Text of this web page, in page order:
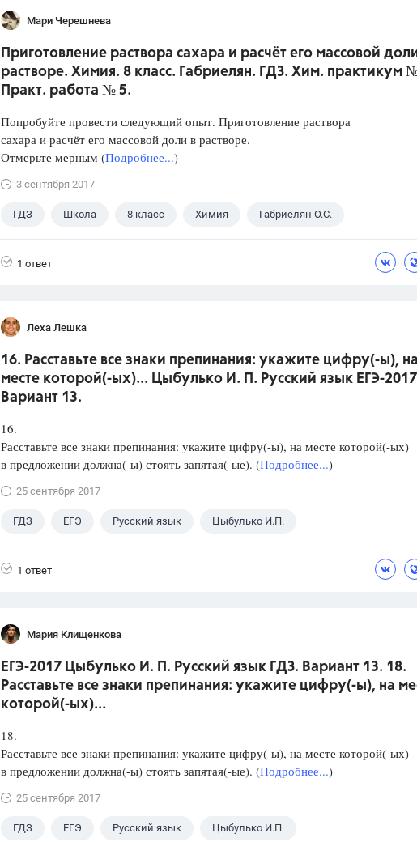
Мари Черешнева
Приготовление раствора сахара и расчёт его массовой
растворе. Химия. 8 класс. Габриелян. ГДЗ. Хим. практикум
Практ. работа № 5.
Попробуйте провести следующий опыт. Приготовление раствора
сахара и расчёт его массовой доли в растворе.
Отмерьте мерным (Подробнее...)
3 сентября 2017
ГДЗ Школа 8 класс Химия Габриелян О.С.
1 ответ
Леха Лешка
16. Расставьте все знаки препинания: укажите цифру(-ы),
месте которой(-ых)... Цыбулько И. П. Русский язык ЕГЭ-
Вариант 13.
16.
Расставьте все знаки препинания: укажите цифру(-ы), на месте которой(-ых)
в предложении должна(-ы) стоять запятая(-ые). (Подробнее...)
25 сентября 2017
ГДЗ ЕГЭ Русский язык Цыбулько И.П.
1 ответ
Мария Клищенкова
ЕГЭ-2017 Цыбулько И. П. Русский язык ГДЗ. Вариант 13. 18.
Расставьте все знаки препинания: укажите цифру(-ы), на
которой(-ых)...
18.
Расставьте все знаки препинания: укажите цифру(-ы), на месте которой(-ых)
в предложении должна(-ы) стоять запятая(-ые). (Подробнее...)
25 сентября 2017
ГДЗ ЕГЭ Русский язык Цыбулько И.П.